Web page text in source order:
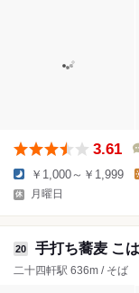
3.61
￥1,000～￥1,999
月曜日
20 手打ち蕎麦 こ
二十四軒駅 636m / そば